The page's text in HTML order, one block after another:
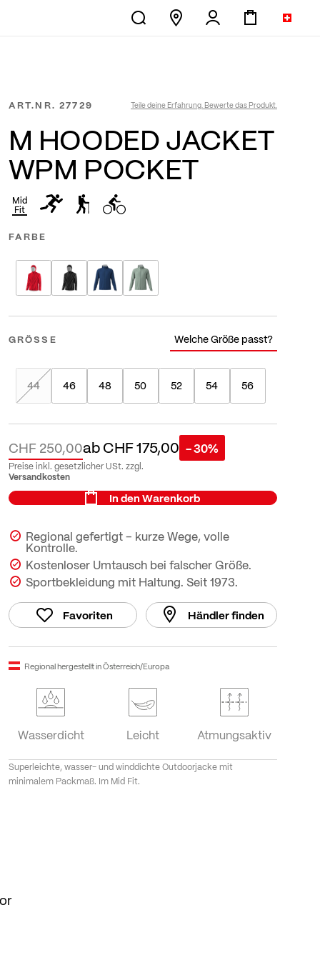
ART.NR. 27729 Teile deine Erfahrung. Bewerte das Produkt.
M HOODED JACKET
WPM POCKET
Mid
Fit
FARBE
GRÖSSE Welche Größe passt?
44 46 48 50 52 54 56
abCHF 175,00
CHF 250,00 - 30%
Preise inkl. gesetzlicher USt. zzgl.
Versandkosten
In den Warenkorb
Regional gefertigt – kurze Wege, volle
Kontrolle.
Kostenloser Umtausch bei falscher Größe.
Sportbekleidung mit Haltung. Seit 1973.
Favoriten Händler finden
Regional hergestellt in Österreich/Europa
Wasserdicht Leicht Atmungsaktiv
Superleichte, wasser- und winddichte Outdoorjacke mit
minimalem Packmaß. Im Mid Fit.